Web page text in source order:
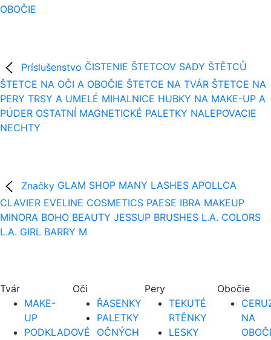
OBOČIE
Príslušenstvo ČISTENIE ŠTETCOV SADY ŠTĚTCŮ
ŠTETCE NA OČI A OBOČIE ŠTETCE NA TVÁR ŠTETCE NA
PERY TRSY A UMELÉ MIHALNICE HUBKY NA MAKE-UP A
PÚDER OSTATNÍ MAGNETICKÉ PALETKY NALEPOVACIE
NECHTY
Značky GLAM SHOP MANY LASHES APOLLCA
CLAVIER EVELINE COSMETICS PAESE IBRA MAKEUP
MINORA BOHO BEAUTY JESSUP BRUSHES L.A. COLORS
L.A. GIRL BARRY M
Tvár
MAKE-
UP
PODKLADOVÉ
Oči
ŘASENKY
PALETKY
OČNÝCH
Pery
TEKUTÉ
RTĚNKY
LESKY
Obočie
NA